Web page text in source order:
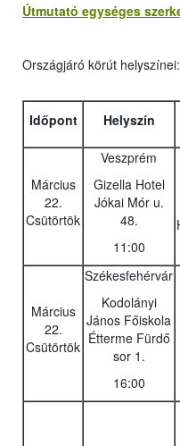
Útmutató egységes
Országjáró körút helyszínei:
Időpont Helyszín
Március
22.
Csütörtök
Veszprém
Gizella Hotel
Jókai Mór u.
48.
11:00
Március
22.
Csütörtök
Székesfehérvár
Kodolányi
János Főiskola
Étterme Fürdő
sor 1.
16:00